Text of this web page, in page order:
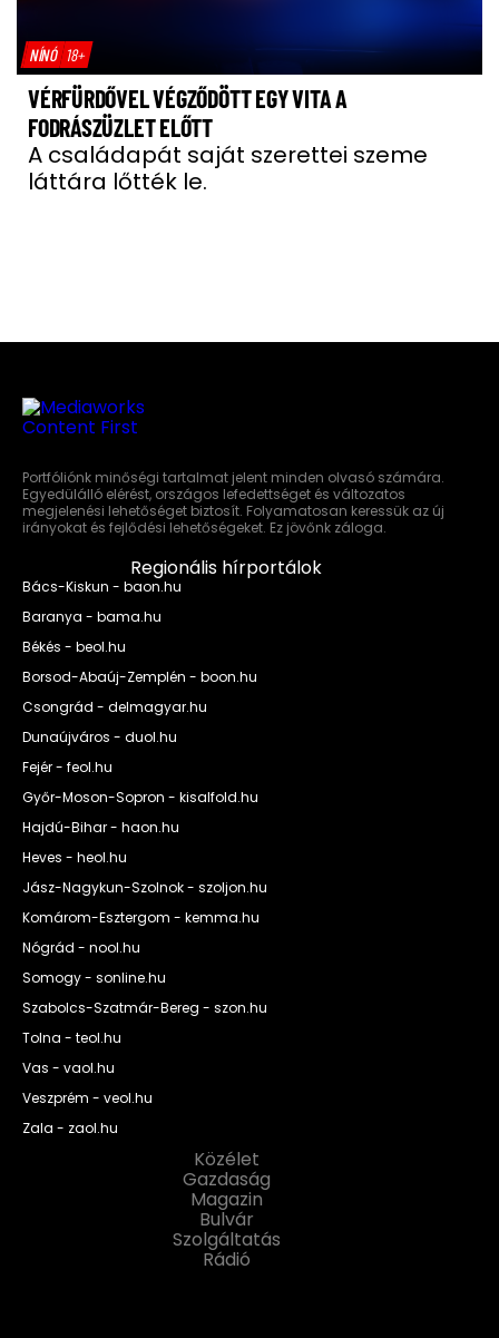
NÍNÓ 18+
VÉRFÜRDŐVEL VÉGZŐDÖTT EGY VITA A
FODRÁSZÜZLET ELŐTT
A családapát saját szerettei szeme
láttára lőtték le.
Portfóliónk minőségi tartalmat jelent minden olvasó számára.
Egyedülálló elérést, országos lefedettséget és változatos
megjelenési lehetőséget biztosít. Folyamatosan keressük az új
irányokat és fejlődési lehetőségeket. Ez jövőnk záloga.
Regionális hírportálok
Bács-Kiskun - baon.hu
Baranya - bama.hu
Békés - beol.hu
Borsod-Abaúj-Zemplén - boon.hu
Csongrád - delmagyar.hu
Dunaújváros - duol.hu
Fejér - feol.hu
Győr-Moson-Sopron - kisalfold.hu
Hajdú-Bihar - haon.hu
Heves - heol.hu
Jász-Nagykun-Szolnok - szoljon.hu
Komárom-Esztergom - kemma.hu
Nógrád - nool.hu
Somogy - sonline.hu
Szabolcs-Szatmár-Bereg - szon.hu
Tolna - teol.hu
Vas - vaol.hu
Veszprém - veol.hu
Zala - zaol.hu
Közélet
Gazdaság
Magazin
Bulvár
Szolgáltatás
Rádió